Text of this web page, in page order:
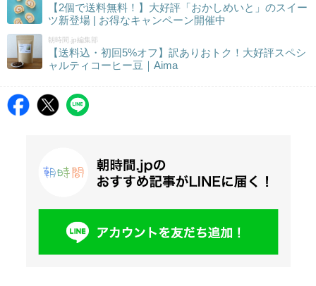
【2個で送料無料！】大好評「おかしめいと」のスイー
ツ新登場 | お得なキャンペーン開催中
朝時間.jp編集部
【送料込・初回5%オフ】訳ありおトク！大好評スペシ
ャルティコーヒー豆｜Aima